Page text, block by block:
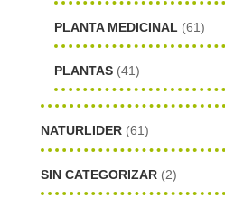
PLANTA MEDICINAL (61)
PLANTAS (41)
NATURLIDER (61)
SIN CATEGORIZAR (2)